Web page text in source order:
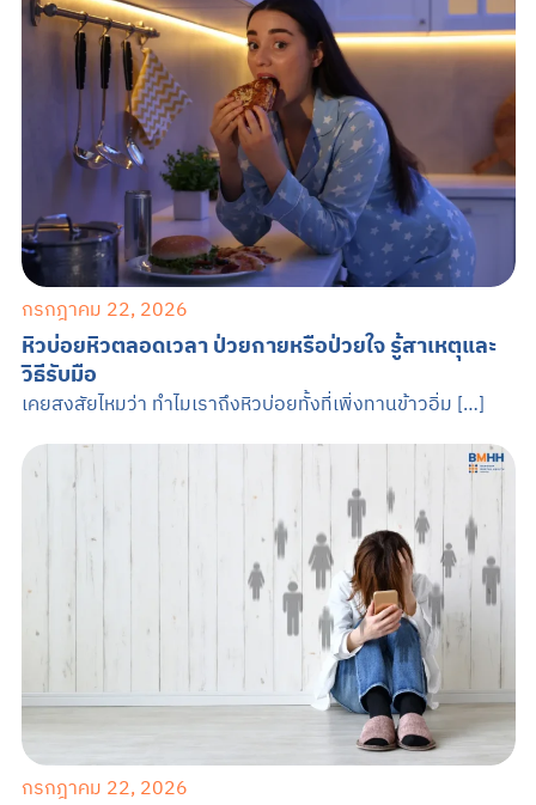
กรกฎาคม 22, 2026
หิวบ่อยหิวตลอดเวลา ป่วยกายหรือป่วยใจ รู้สาเหตุและ
วิธีรับมือ
เคยสงสัยไหมว่า ทำไมเราถึงหิวบ่อยทั้งที่เพิ่งทานข้าวอิ่ม […]
กรกฎาคม 22, 2026